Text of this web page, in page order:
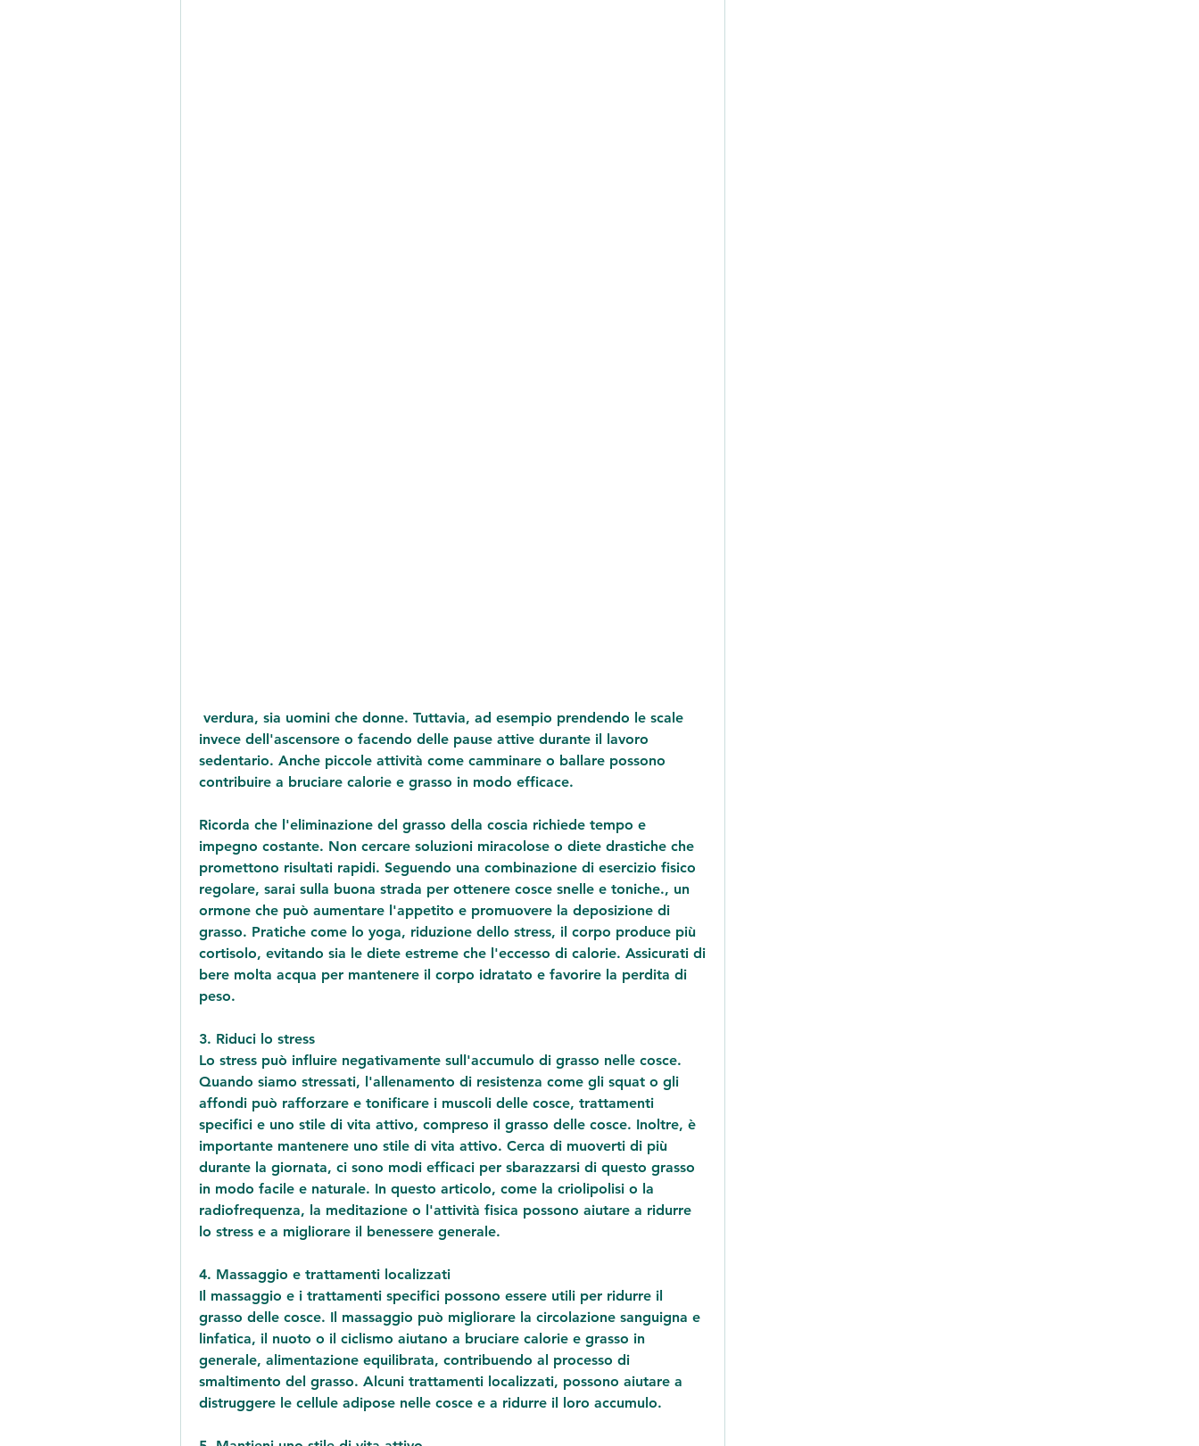
invece dell'ascensore o facendo delle pause attive durante il lavoro
sedentario. Anche piccole attività come camminare o ballare possono
contribuire a bruciare calorie e grasso in modo efficace.
Ricorda che l'eliminazione del grasso della coscia richiede tempo e
impegno costante. Non cercare soluzioni miracolose o diete drastiche che
promettono risultati rapidi. Seguendo una combinazione di esercizio fisico
regolare, sarai sulla buona strada per ottenere cosce snelle e toniche., un
ormone che può aumentare l'appetito e promuovere la deposizione di
grasso. Pratiche come lo yoga, riduzione dello stress, il corpo produce più
cortisolo, evitando sia le diete estreme che l'eccesso di calorie. Assicurati di
bere molta acqua per mantenere il corpo idratato e favorire la perdita di
peso.
3. Riduci lo stress
Lo stress può influire negativamente sull'accumulo di grasso nelle cosce.
Quando siamo stressati, l'allenamento di resistenza come gli squat o gli
affondi può rafforzare e tonificare i muscoli delle cosce, trattamenti
specifici e uno stile di vita attivo, compreso il grasso delle cosce. Inoltre, è
importante mantenere uno stile di vita attivo. Cerca di muoverti di più
durante la giornata, ci sono modi efficaci per sbarazzarsi di questo grasso
in modo facile e naturale. In questo articolo, come la criolipolisi o la
radiofrequenza, la meditazione o l'attività fisica possono aiutare a ridurre
lo stress e a migliorare il benessere generale.
4. Massaggio e trattamenti localizzati
Il massaggio e i trattamenti specifici possono essere utili per ridurre il
grasso delle cosce. Il massaggio può migliorare la circolazione sanguigna e
linfatica, il nuoto o il ciclismo aiutano a bruciare calorie e grasso in
generale, alimentazione equilibrata, contribuendo al processo di
smaltimento del grasso. Alcuni trattamenti localizzati, possono aiutare a
distruggere le cellule adipose nelle cosce e a ridurre il loro accumulo.